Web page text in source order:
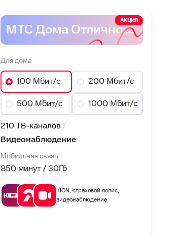
МТС Дома Отлично GPON
АКЦИЯ
Для дома
100 Мбит/с 200 Мбит/с
500 Мбит/с 1000 Мбит/с
210 ТВ-каналов
Видеонаблюдение
Мобильная связь
850 минут / 30Гб
KION, страховой полис,
видеонаблюдение